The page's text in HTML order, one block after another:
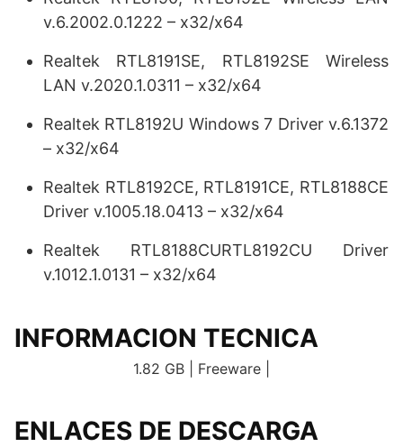
v.6.2002.0.1222 – x32/x64
Realtek RTL8191SE, RTL8192SE Wireless
LAN v.2020.1.0311 – x32/x64
Realtek RTL8192U Windows 7 Driver v.6.1372
– x32/x64
Realtek RTL8192CE, RTL8191CE, RTL8188CE
Driver v.1005.18.0413 – x32/x64
Realtek RTL8188CURTL8192CU Driver
v.1012.1.0131 – x32/x64
INFORMACION TECNICA
1.82 GB | Freeware |
ENLACES DE DESCARGA